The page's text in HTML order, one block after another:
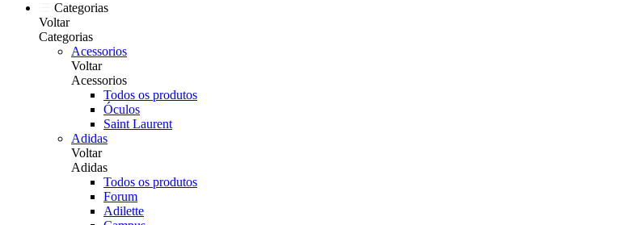
Categorias
Voltar
Categorias
Acessorios
Voltar
Acessorios
Todos os produtos
Óculos
Saint Laurent
Adidas
Voltar
Adidas
Todos os produtos
Forum
Adilette